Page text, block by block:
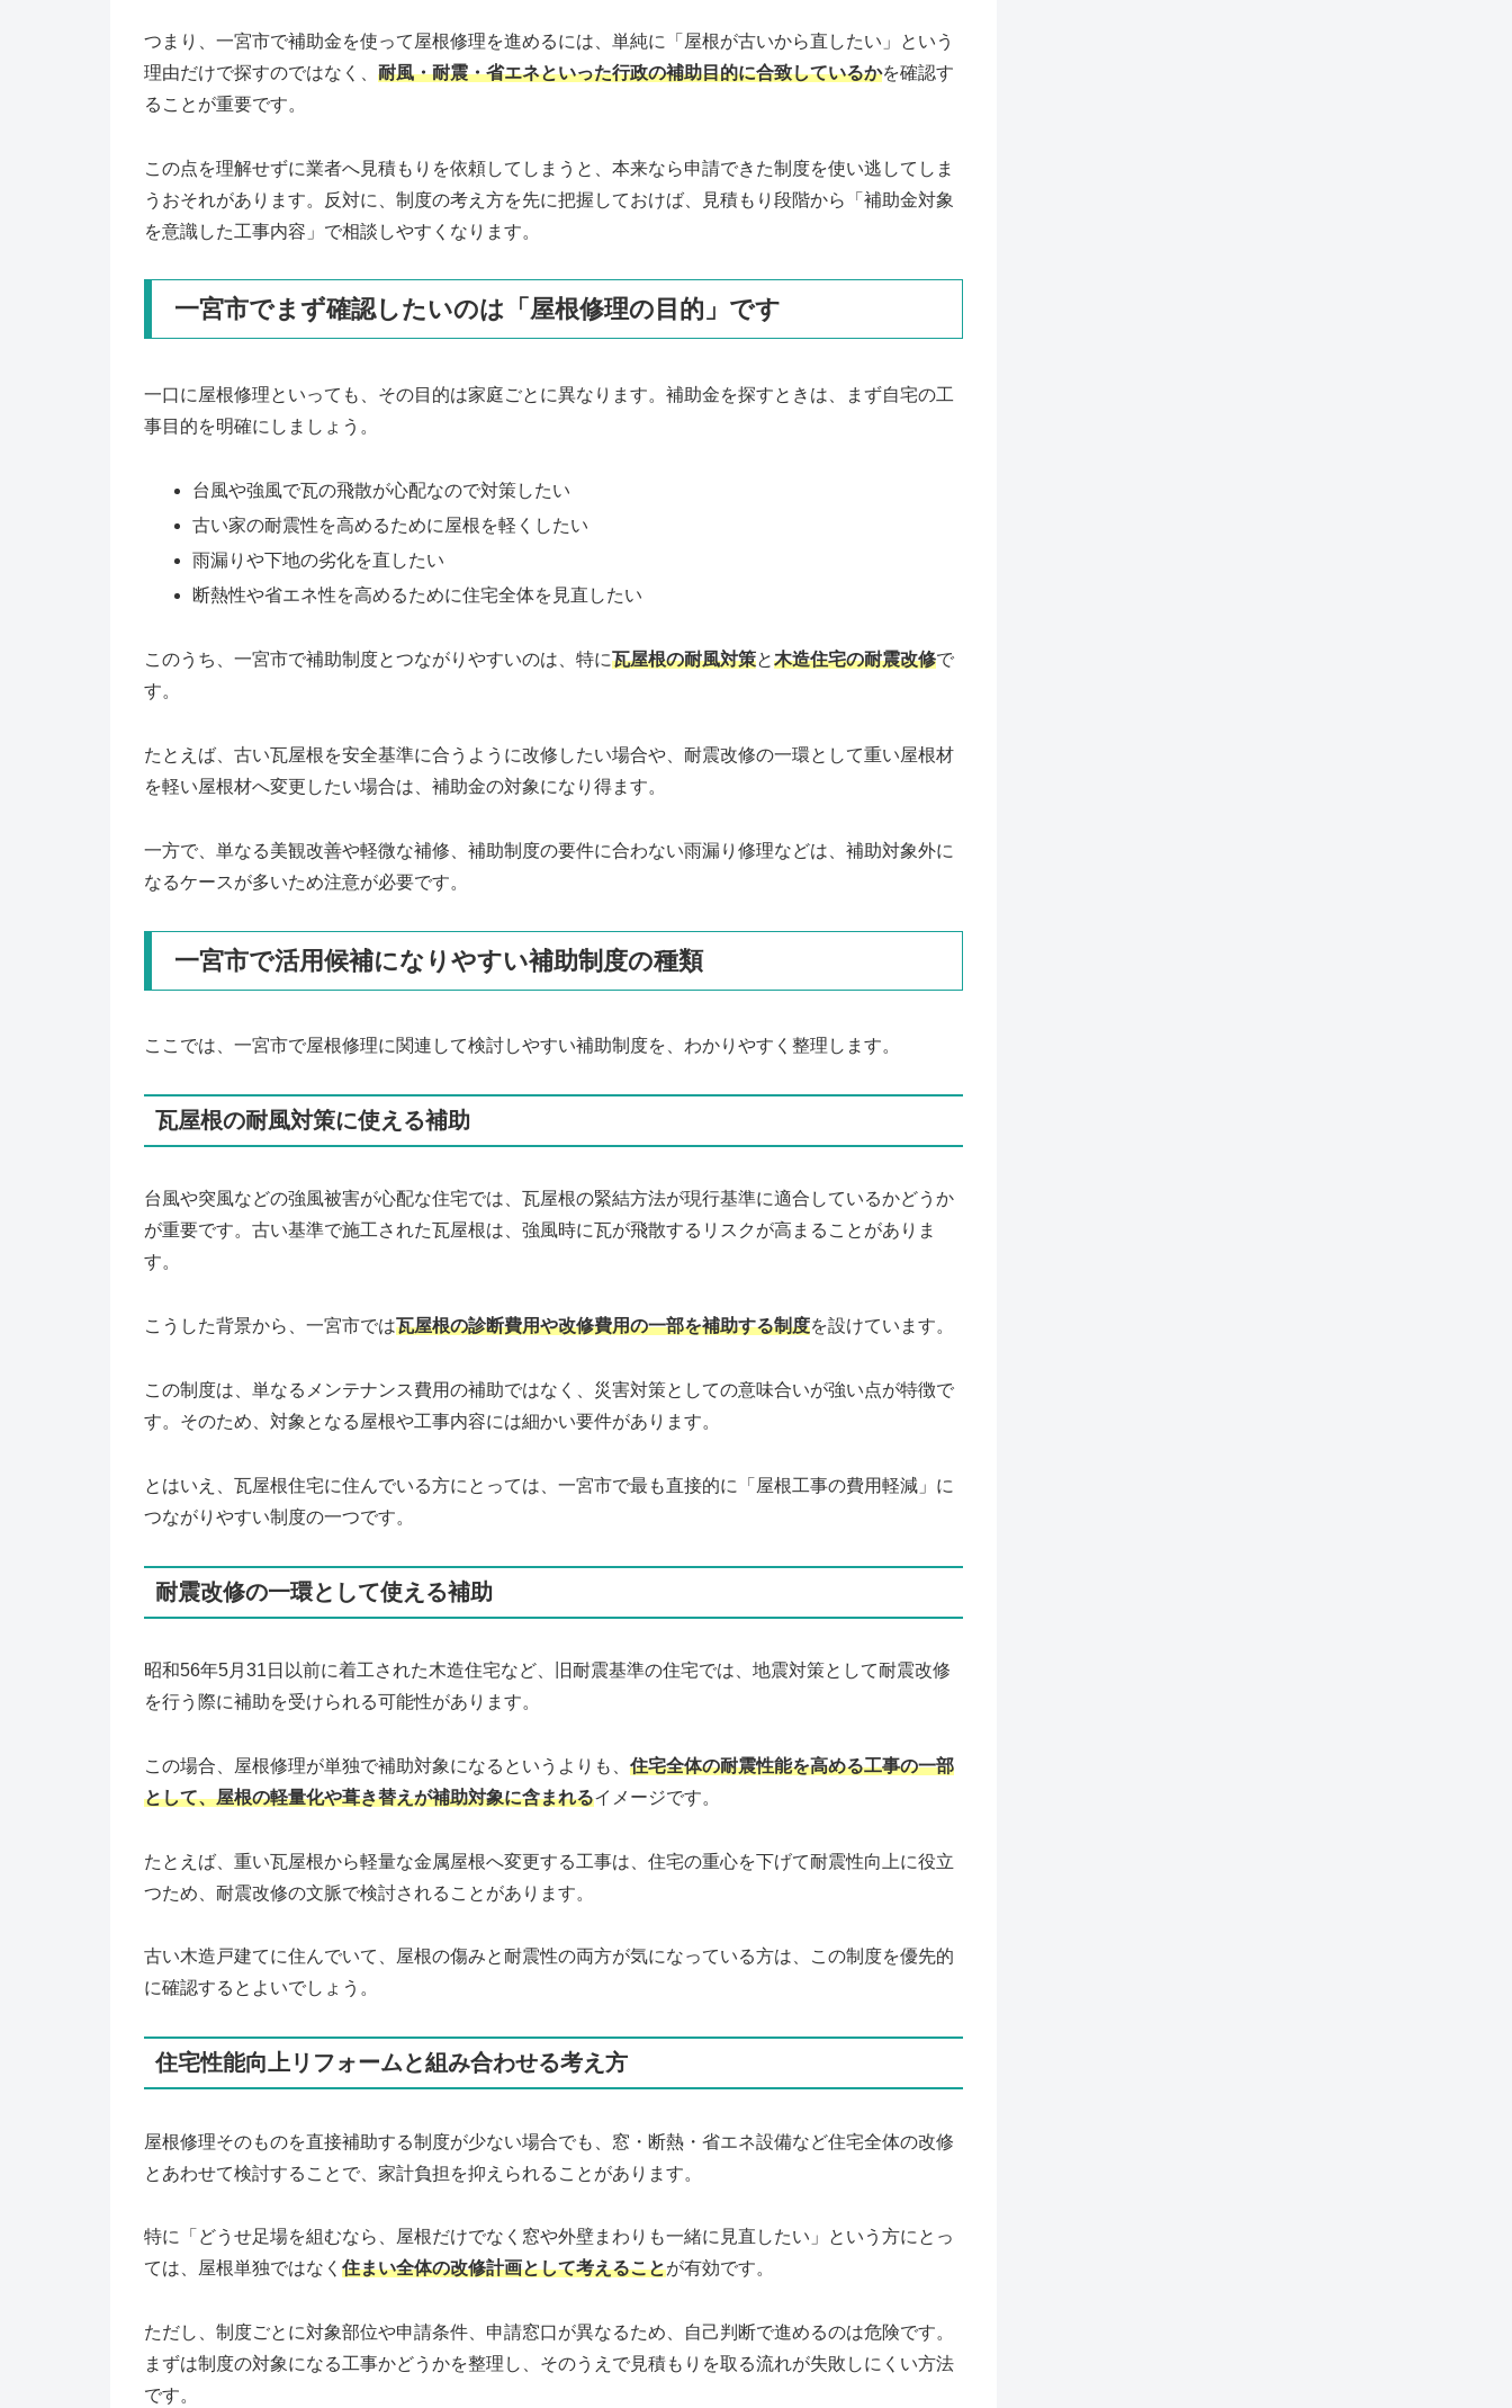
つまり、一宮市で補助金を使って屋根修理を進めるには、単純に「屋根が古いから直したい」という
理由だけで探すのではなく、 耐風・耐震・省エネといった行政の補助目的に合致しているかを確認す
ることが重要です。
この点を理解せずに業者へ見積もりを依頼してしまうと、本来なら申請できた制度を使い逃してしま
うおそれがあります。反対に、制度の考え方を先に把握しておけば、見積もり段階から「補助金対象
を意識した工事内容」で相談しやすくなります。
一宮市でまず確認したいのは「屋根修理の目的」です
一口に屋根修理といっても、その目的は家庭ごとに異なります。補助金を探すときは、まず自宅の工
事目的を明確にしましょう。
台風や強風で瓦の飛散が心配なので対策したい
古い家の耐震性を高めるために屋根を軽くしたい
雨漏りや下地の劣化を直したい
断熱性や省エネ性を高めるために住宅全体を見直したい
このうち、一宮市で補助制度とつながりやすいのは、特に瓦屋根の耐風対策と木造住宅の耐震改修で
す。
たとえば、古い瓦屋根を安全基準に合うように改修したい場合や、耐震改修の一環として重い屋根材
を軽い屋根材へ変更したい場合は、補助金の対象になり得ます。
一方で、単なる美観改善や軽微な補修、補助制度の要件に合わない雨漏り修理などは、補助対象外に
なるケースが多いため注意が必要です。
一宮市で活用候補になりやすい補助制度の種類
ここでは、一宮市で屋根修理に関連して検討しやすい補助制度を、わかりやすく整理します。
瓦屋根の耐風対策に使える補助
台風や突風などの強風被害が心配な住宅では、瓦屋根の緊結方法が現行基準に適合しているかどうか
が重要です。古い基準で施工された瓦屋根は、強風時に瓦が飛散するリスクが高まることがありま
す。
こうした背景から、一宮市では瓦屋根の診断費用や改修費用の一部を補助する制度を設けています。
この制度は、単なるメンテナンス費用の補助ではなく、災害対策としての意味合いが強い点が特徴で
す。そのため、対象となる屋根や工事内容には細かい要件があります。
とはいえ、瓦屋根住宅に住んでいる方にとっては、一宮市で最も直接的に「屋根工事の費用軽減」に
つながりやすい制度の一つです。
耐震改修の一環として使える補助
昭和56年5月31日以前に着工された木造住宅など、旧耐震基準の住宅では、地震対策として耐震改修
を行う際に補助を受けられる可能性があります。
この場合、屋根修理が単独で補助対象になるというよりも、 住宅全体の耐震性能を高める工事の一部
として、屋根の軽量化や葺き替えが補助対象に含まれるイメージです。
たとえば、重い瓦屋根から軽量な金属屋根へ変更する工事は、住宅の重心を下げて耐震性向上に役立
つため、耐震改修の文脈で検討されることがあります。
古い木造戸建てに住んでいて、屋根の傷みと耐震性の両方が気になっている方は、この制度を優先的
に確認するとよいでしょう。
住宅性能向上リフォームと組み合わせる考え方
屋根修理そのものを直接補助する制度が少ない場合でも、窓・断熱・省エネ設備など住宅全体の改修
とあわせて検討することで、家計負担を抑えられることがあります。
特に「どうせ足場を組むなら、屋根だけでなく窓や外壁まわりも一緒に見直したい」という方にとっ
ては、屋根単独ではなく 住まい全体の改修計画として考えることが有効です。
ただし、制度ごとに対象部位や申請条件、申請窓口が異なるため、自己判断で進めるのは危険です。
まずは制度の対象になる工事かどうかを整理し、そのうえで見積もりを取る流れが失敗しにくい方法
です。